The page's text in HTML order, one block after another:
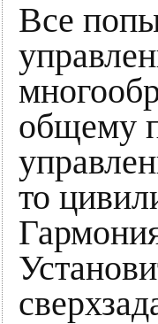
Все
общему
то